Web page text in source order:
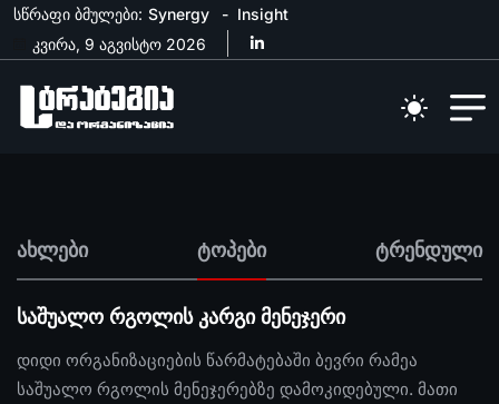
სწრაფი ბმულები: Synergy
Insight
კვირა, 9 აგვისტო 2026
ახლები ტოპები ტრენდული
საშუალო რგოლის კარგი მენეჯერი
დიდი ორგანიზაციების წარმატებაში ბევრი რამეა
საშუალო რგოლის მენეჯერებზე დამოკიდებული. მათი